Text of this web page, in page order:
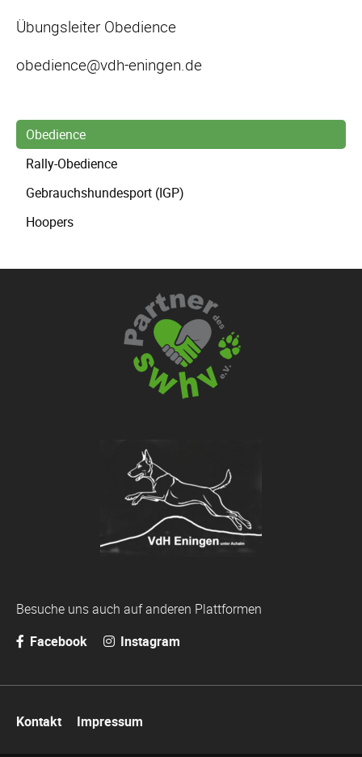
Übungsleiter Obedience
obedience@vdh-eningen.de
Navigation
überspringen
Obedience
Rally-Obedience
Gebrauchshundesport (IGP)
Hoopers
Besuche uns auch auf anderen Plattformen
Facebook
Instagram
überspringen
Kontakt Impressum